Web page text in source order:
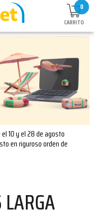
0
CARRITO
10 y el 28 de agosto
en riguroso orden de